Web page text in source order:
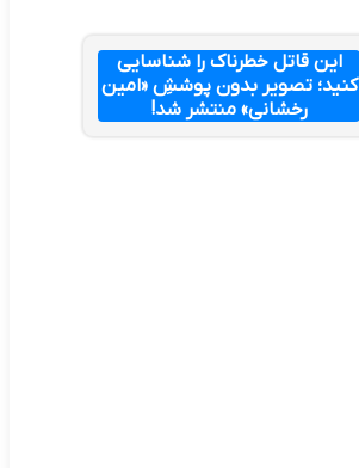
این قاتل خطرناک را شناسایی
کنید؛ تصویر بدون پوششِ «امین
رخشانی» منتشر شد!